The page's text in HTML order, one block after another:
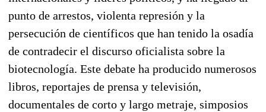
punto de arrestos, violenta represión y la
persecución de científicos que han tenido la osadía
de contradecir el discurso oficialista sobre la
biotecnología. Este debate ha producido numerosos
libros, reportajes de prensa y televisión,
documentales de corto y largo metraje, simposios